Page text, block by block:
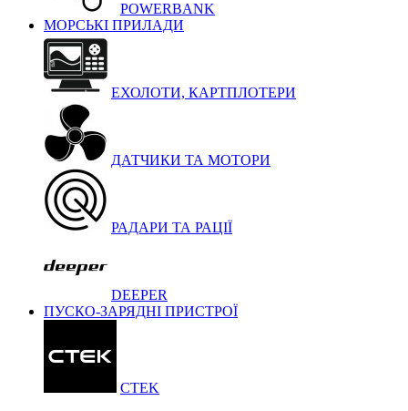
POWERBANK
МОРСЬКІ ПРИЛАДИ
ЕХОЛОТИ, КАРТПЛОТЕРИ
ДАТЧИКИ ТА МОТОРИ
РАДАРИ ТА РАЦІЇ
DEEPER
ПУСКО-ЗАРЯДНІ ПРИСТРОЇ
CTEK